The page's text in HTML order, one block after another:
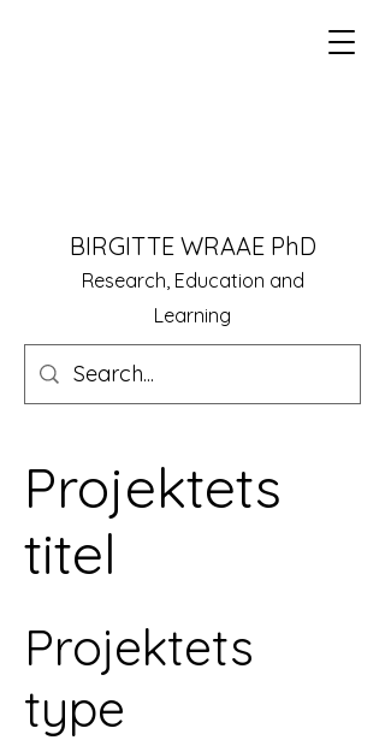
BIRGITTE WRAAE PhD
Research, Education and
Learning
Projektets
titel
Projektets
type